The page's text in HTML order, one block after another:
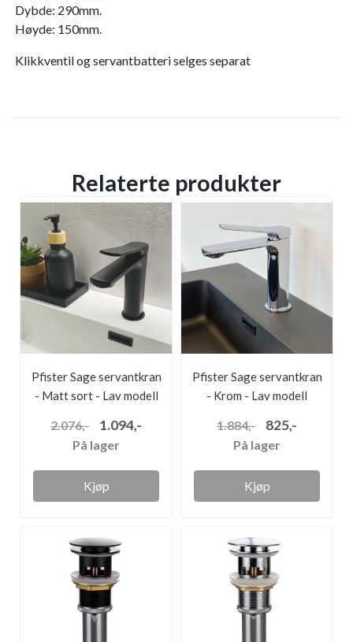
Dybde: 290mm.
Høyde: 150mm.
Klikkventil og servantbatteri selges separat
Relaterte produkter
Pfister Sage servantkran
- Matt sort - Lav modell
2.076,- 1.094,-
På lager
Kjøp
Pfister Sage servantkran
- Krom - Lav modell
1.884,- 825,-
På lager
Kjøp